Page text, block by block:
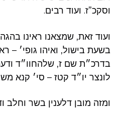
וסקכ”ז. ועוד רבים.
ועוד זאת, שמצאנו ראינו
בשעת בישול, ואיהו גופי׳ –
בדרכ״ת שם ז, שלהחוו״ד
לונצר יו״ד קטז – סי׳ קנא
ומזה מובן דלענין בשר וחלב